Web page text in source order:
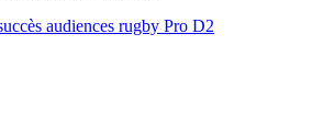
audiences rugby Pro D2